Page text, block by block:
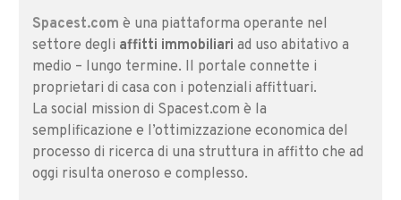
Spacest.com è una piattaforma operante nel
settore degli affitti immobiliari ad uso abitativo a
medio – lungo termine. Il portale connette i
proprietari di casa con i potenziali affittuari.
La social mission di Spacest.com è la
semplificazione e l’ottimizzazione economica del
processo di ricerca di una struttura in affitto che ad
oggi risulta oneroso e complesso.